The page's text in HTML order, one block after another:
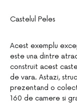
Castelul Peles
Acest exemplu
este una dintre
construit acest
de vara. Astazi,
prezentand o
160 de camere si